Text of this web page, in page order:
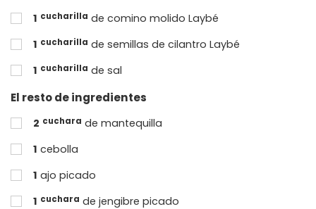
1 cucharilla de comino molido Laybé
1 cucharilla de semillas de cilantro Laybé
1 cucharilla de sal
El resto de ingredientes
2 cuchara de mantequilla
1 cebolla
1 ajo picado
1 cuchara de jengibre picado